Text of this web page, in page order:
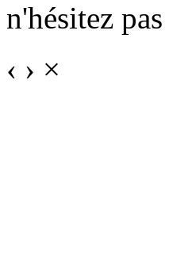
n'hésitez
‹ › ×